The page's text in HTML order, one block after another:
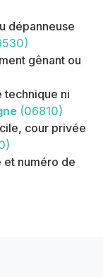
dépanneuse
gênant ou
technique ni
(06810)
cour privée
numéro de